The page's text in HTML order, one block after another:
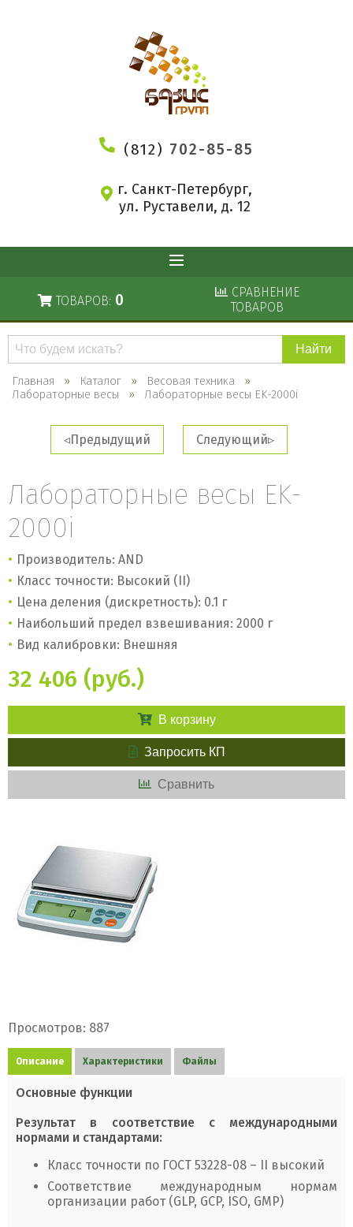
(812) 702-85-85
г. Санкт-Петербург,
ул. Руставели, д. 12
ТОВАРОВ: 0
СРАВНЕНИЕ
ТОВАРОВ
Поиск
каталогу
Главная Каталог
Весовая техника
Лабораторные весы
Лабораторные весы EK-2000i
Предыдущий Следующий
Лабораторные весы EK-
2000i
Производитель: AND
Класс точности: Высокий (II)
Цена деления (дискретность): 0.1 г
Наибольший предел взвешивания: 2000 г
Вид калибровки: Внешняя
32 406 (руб.)
В корзину
Запросить КП
Сравнить
Просмотров: 887
Описание Характеристики Файлы
Основные функции
Результат в соответствие с международными
нормами и стандартами:
Класс точности по ГОСТ 53228-08 – II высокий
Соответствие международным нормам
организации работ (GLP, GCP, ISO, GMP)